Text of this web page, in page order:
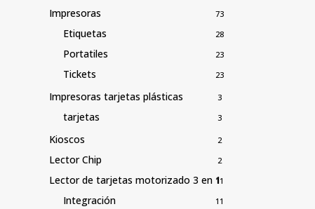
Impresoras 73
Etiquetas 28
Portatiles 23
Tickets 23
Impresoras tarjetas plásticas 3
tarjetas 3
Kioscos 2
Lector Chip 2
Lector de tarjetas motorizado 3 en 1
11
Integración 11